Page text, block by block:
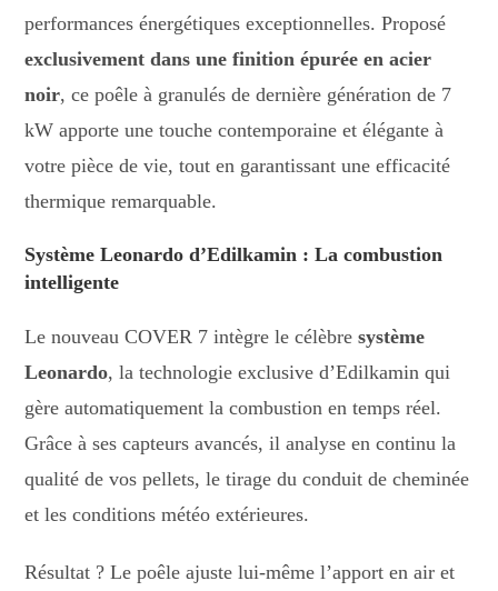
performances énergétiques exceptionnelles. Proposé
exclusivement dans une finition épurée en acier
noir, ce poêle à granulés de dernière génération de 7
kW apporte une touche contemporaine et élégante à
votre pièce de vie, tout en garantissant une efficacité
thermique remarquable.
Système Leonardo d’Edilkamin : La combustion
intelligente
Le nouveau COVER 7 intègre le célèbresystème
Leonardo, la technologie exclusive d’Edilkamin qui
gère automatiquement la combustion en temps réel.
Grâce à ses capteurs avancés, il analyse en continu la
qualité de vos pellets, le tirage du conduit de cheminée
et les conditions météo extérieures.
Résultat ? Le poêle ajuste lui-même l’apport en air et